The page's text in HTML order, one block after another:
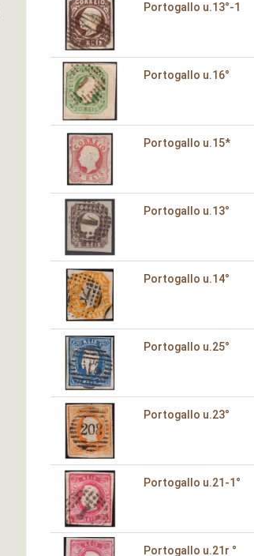
Portogallo u.13°-1
Portogallo u.16°
Portogallo u.15*
Portogallo u.13°
Portogallo u.14°
Portogallo u.25°
Portogallo u.23°
Portogallo u.21-1°
Portogallo u.21r °